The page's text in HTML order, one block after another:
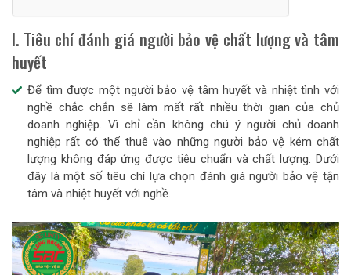
I. Tiêu chí đánh giá người bảo vệ chất lượng và tâm
huyết
Để tìm được một người bảo vệ tâm huyết và nhiệt tình với
nghề chắc chắn sẽ làm mất rất nhiều thời gian của chủ
doanh nghiệp. Vì chỉ cần không chú ý người chủ doanh
nghiệp rất có thể thuê vào những người bảo vệ kém chất
lượng không đáp ứng được tiêu chuẩn và chất lượng. Dưới
đây là một số tiêu chí lựa chọn đánh giá người bảo vệ tận
tâm và nhiệt huyết với nghề.